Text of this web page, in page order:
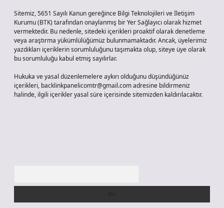
Sitemiz, 5651 Sayılı Kanun gereğince Bilgi Teknolojileri ve İletişim
Kurumu (BTK) tarafından onaylanmış bir Yer Sağlayıcı olarak hizmet
vermektedir. Bu nedenle, sitedeki içerikleri proaktif olarak denetleme
veya araştırma yükümlülüğümüz bulunmamaktadır. Ancak, üyelerimiz
yazdıkları içeriklerin sorumluluğunu taşımakta olup, siteye üye olarak
bu sorumluluğu kabul etmiş sayılırlar.
Hukuka ve yasal düzenlemelere aykırı olduğunu düşündüğünüz
içerikleri, backlinkpanelicomtr@gmail.comadresine bildirmeniz
halinde, ilgili içerikler yasal süre içerisinde sitemizden kaldırılacaktır.